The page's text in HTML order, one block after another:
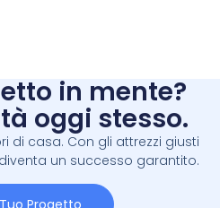
in mente?
oggi stesso.
di casa. Con gli attrezzi giusti
un successo garantito.
Progetto